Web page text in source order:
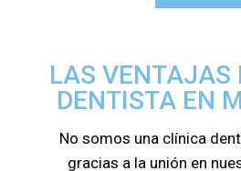
LAS VENTAJAS
DENTISTA EN
No somos una clínica
gracias a la unión en